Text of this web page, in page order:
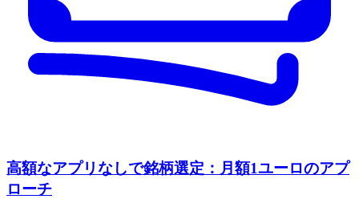
高額なアプリなしで銘柄選定：月額1ユーロのアプ
ローチ